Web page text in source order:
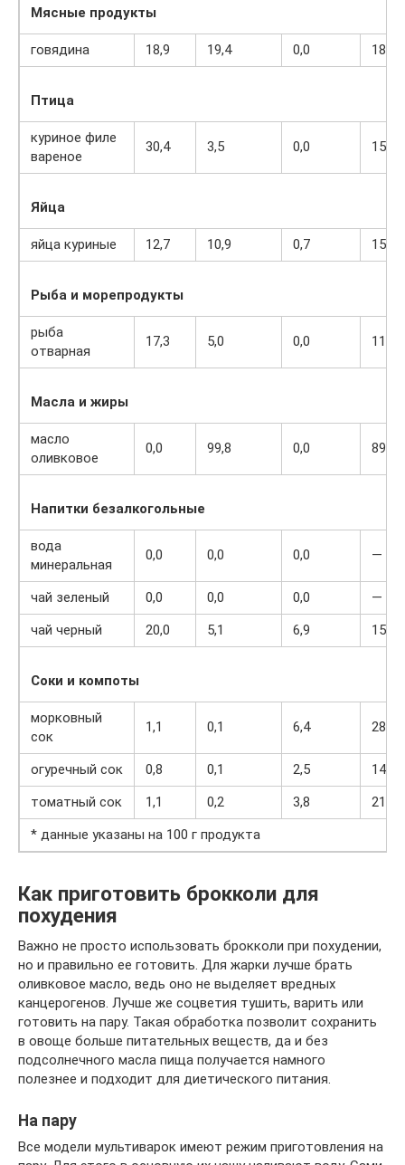
Мясные продукты
говядина 18,9 19,4 0,0 187
Птица
куриное филе
вареное
30,4 3,5 0,0 153
Яйца
яйца куриные 12,7 10,9 0,7 157
Рыба и морепродукты
рыба
отварная
17,3 5,0 0,0 116
Масла и жиры
масло
оливковое
0,0 99,8 0,0 898
Напитки безалкогольные
вода
минеральная
0,0 0,0 0,0 —
чай зеленый 0,0 0,0 0,0
—
чай черный
20,0 5,1 6,9 152
Соки и компоты
морковный
сок
1,1 0,1 6,4 28
огуречный сок 0,8 0,1 2,5
14
томатный сок
1,1 0,2 3,8
21
* данные указаны на 100 г продукта
Как приготовить брокколи для
похудения
Важно не просто использовать брокколи при похудении,
но и правильно ее готовить. Для жарки лучше брать
оливковое масло, ведь оно не выделяет вредных
канцерогенов. Лучше же соцветия тушить, варить или
готовить на пару. Такая обработка позволит сохранить
в овоще больше питательных веществ, да и без
подсолнечного масла пища получается намного
полезнее и подходит для диетического питания.
На пару
Все модели мультиварок имеют режим приготовления на